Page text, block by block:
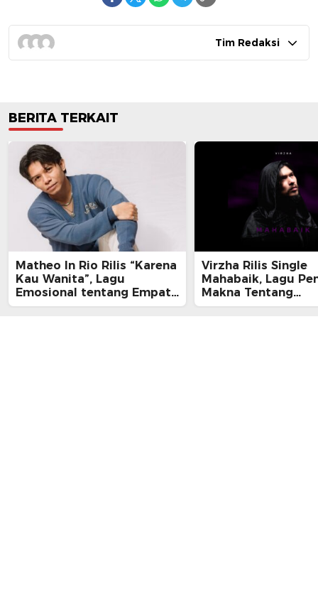
Tim Redaksi
BERITA TERKAIT
Matheo In Rio Rilis “Karena
Kau Wanita”, Lagu
Emosional tentang Empati
dan Kelelahan Perempuan
Virzha Rilis Single
Mahabaik, Lagu
Makna Tentang
Pengampunan dan